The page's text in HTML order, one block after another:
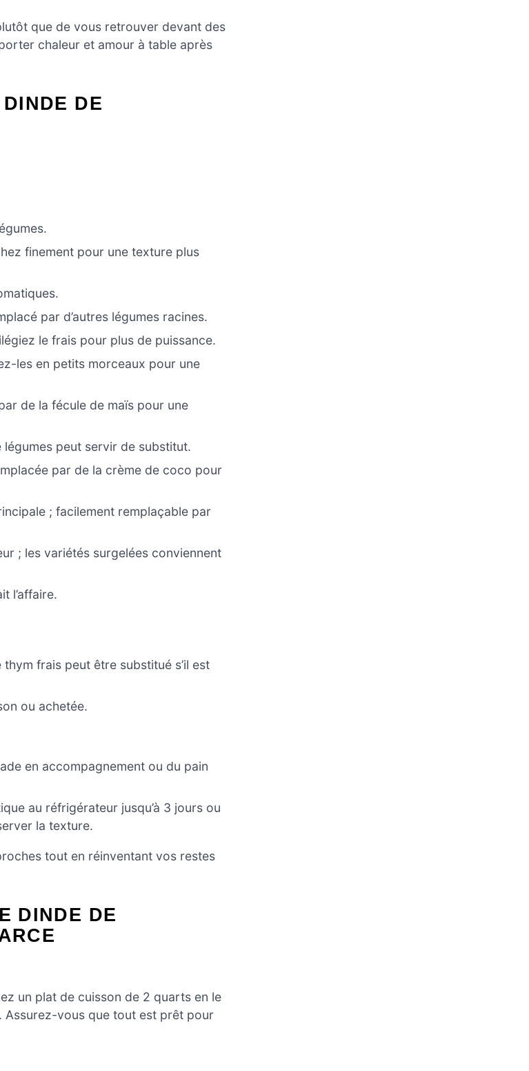
que de vous retrouver devant des
chaleur et amour à table après
DE
finement pour une texture plus
par d’autres légumes racines.
le frais pour plus de puissance.
les en petits morceaux pour une
de la fécule de maïs pour une
peut servir de substitut.
par de la crème de coco pour
; facilement remplaçable par
; les variétés surgelées conviennent
l’affaire.
frais peut être substitué s’il est
ou achetée.
en accompagnement ou du pain
au réfrigérateur jusqu’à 3 jours ou
la texture.
tout en réinventant vos restes
DINDE DE
un plat de cuisson de 2 quarts en le
Assurez-vous que tout est prêt pour